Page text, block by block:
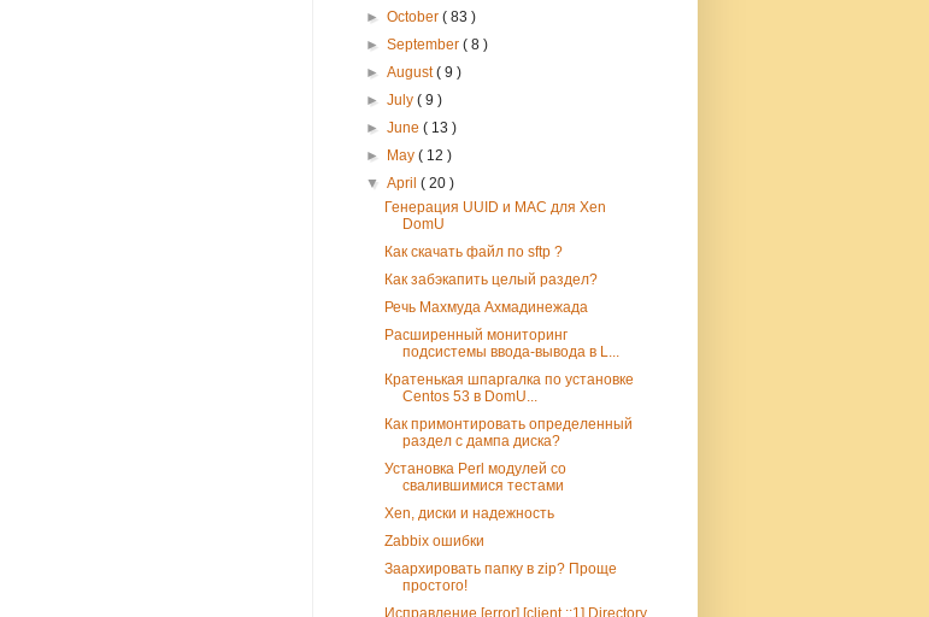
►October( 83 )
►September( 8 )
►August( 9 )
►July( 9 )
►June( 13 )
►
May( 12 )
▼April( 20 )
Генерация UUID и MAC для Xen
DomU
Как скачать файл по sftp ?
Как забэкапить целый раздел?
Речь Махмуда Ахмадинежада
Расширенный мониторинг
подсистемы ввода-вывода в L...
Кратенькая шпаргалка по установке
Centos 53 в DomU...
Как примонтировать определенный
раздел с дампа диска?
Установка Perl модулей со
свалившимися тестами
Xen, диски и надежность
Zabbix ошибки
Заархировать папку в zip? Проще
простого!